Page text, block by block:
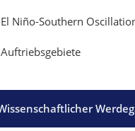
El Niño-Southern
Auftriebsgebiete